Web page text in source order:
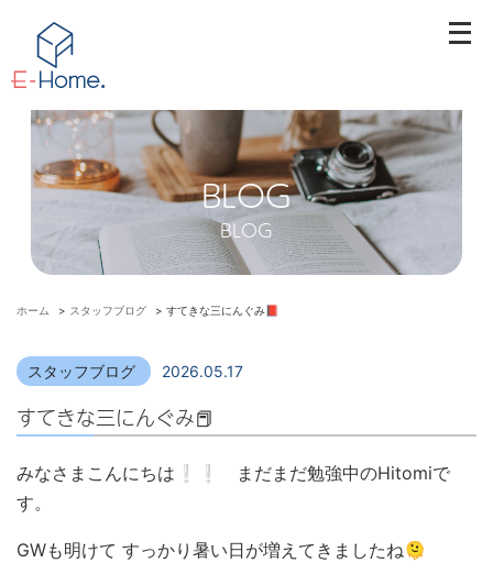
メ
ー
BLOG
BLOG
ホーム > スタッフブログ > すてきな三にんぐみ📕
スタッフブログ 2026.05.17
すてきな三にんぐみ📕
みなさまこんにちは❕❕ まだまだ勉強中のHitomiで
す。
GWも明けて すっかり暑い日が増えてきましたね🫠